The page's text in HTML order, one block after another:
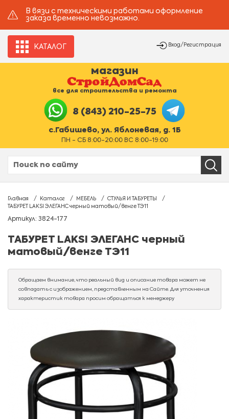
В вязи с техническими работами оформление
заказа временно невозможно.
КАТАЛОГ Вход/Регистрация
магазин
все для строительства и ремонта
8 (843) 210-25-75
с.Габишево, ул. Яблоневая, д. 1Б
ПН - СБ 8:00-20:00 ВС 8:00-19:00
Главная Каталог МЕБЕЛЬ
СТУЛЬЯ И ТАБУРЕТЫ
ТАБУРЕТ LAKSI ЭЛЕГАНС черный матовый/венге ТЭ11
Артикул: 3824-177
ТАБУРЕТ LAKSI ЭЛЕГАНС черный
матовый/венге ТЭ11
Обращаем внимание, что реальный вид и описание товара может не
совпадать с изображением, представленным на Сайте. Для уточнения
характеристик товара просим обращаться к менеджеру